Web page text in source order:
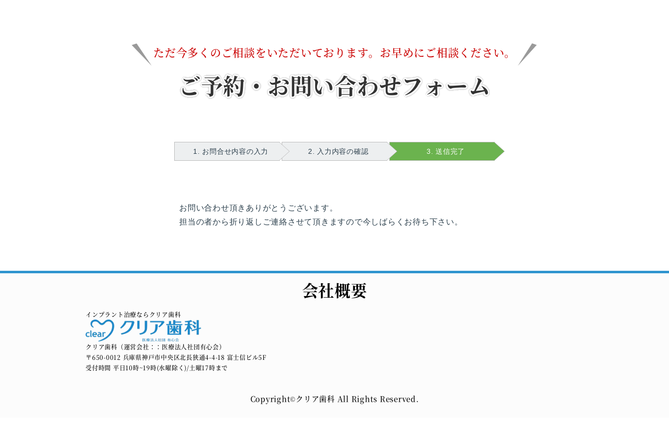
ただ今多くのご相談をいただいております。 お早めにご相談ください。
ご予約・お問い合わせフォーム
1. お問合せ内容の入力 2. 入力内容の確認 3. 送信完了
お問い合わせ頂きありがとうございます。
担当の者から折り返しご連絡させて頂きますので今しばらくお待ち下さい。
会社概要
インプラント治療ならクリア歯科
クリア歯科（運営会社：：医療法人社団有心会）
〒650-0012 兵庫県神戸市中央区北長狭通4-4-18 富士信ビル5F
受付時間 平日10時~19時(水曜除く)/土曜17時まで
Copyright©クリア歯科 All Rights Reserved.